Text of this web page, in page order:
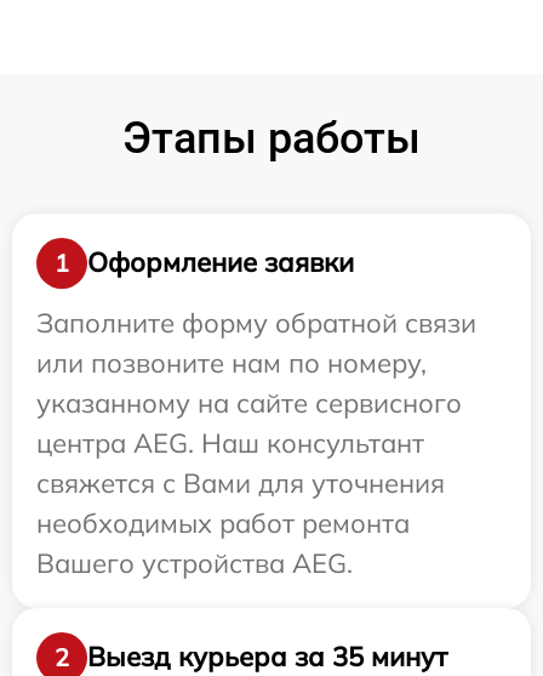
Этапы работы
1
Оформление заявки
Заполните форму обратной связи
или позвоните нам по номеру,
указанному на сайте сервисного
центра AEG. Наш консультант
свяжется с Вами для уточнения
необходимых работ ремонта
Вашего устройства AEG.
2
Выезд курьера за 35 минут